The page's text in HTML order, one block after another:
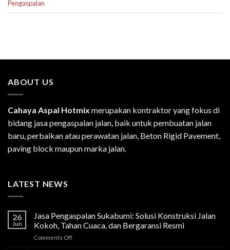
Pengaspalan
ABOUT US
Cahaya Aspal Hotmix merupakan kontraktor yang fokus di
bidang jasa pengaspalan jalan, baik untuk pembuatan jalan
baru, perbaikan atau perawatan jalan, Beton Rigid Pavement,
paving block maupun marka jalan.
LATEST NEWS
26
Jun
Jasa Pengaspalan Sukabumi: Solusi Konstruksi Jalan
Kokoh, Tahan Cuaca, dan Bergaransi Resmi
Comments Offon